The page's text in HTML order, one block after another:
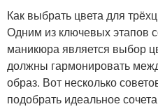
Как выбрать цвета для
Одним из ключевых этапов
маникюра является выбор
должны гармонировать
образ. Вот несколько
подобрать идеальное